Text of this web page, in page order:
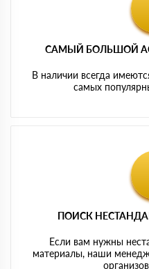
САМЫЙ БОЛЬШОЙ
В наличии всегда
самых
ПОИСК
Если вам нужны
материалы, наши